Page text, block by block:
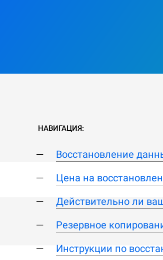
НАВИГАЦИЯ:
Восстановление
Цена на
Действительно ли
Резервное
Инструкции по